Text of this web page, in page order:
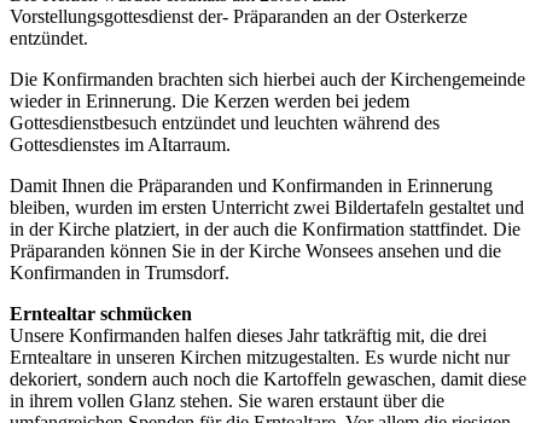
Vorstellungsgottesdienst der- Präparanden an der Osterkerze
entzündet.
Die Konfirmanden brachten sich hierbei auch der Kirchengemeinde
wieder in Erinnerung. Die Kerzen werden bei jedem
Gottesdienstbesuch entzündet und leuchten während des
Gottesdienstes im AItarraum.
Damit Ihnen die Präparanden und Konfirmanden in Erinnerung
bleiben, wurden im ersten Unterricht zwei Bildertafeln gestaltet und
in der Kirche platziert, in der auch die Konfirmation stattfindet. Die
Präparanden können Sie in der Kirche Wonsees ansehen und die
Konfirmanden in Trumsdorf.
Erntealtar schmücken
Unsere Konfirmanden halfen dieses Jahr tatkräftig mit, die drei
Erntealtare in unseren Kirchen mitzugestalten. Es wurde nicht nur
dekoriert, sondern auch noch die Kartoffeln gewaschen, damit diese
in ihrem vollen Glanz stehen. Sie waren erstaunt über die